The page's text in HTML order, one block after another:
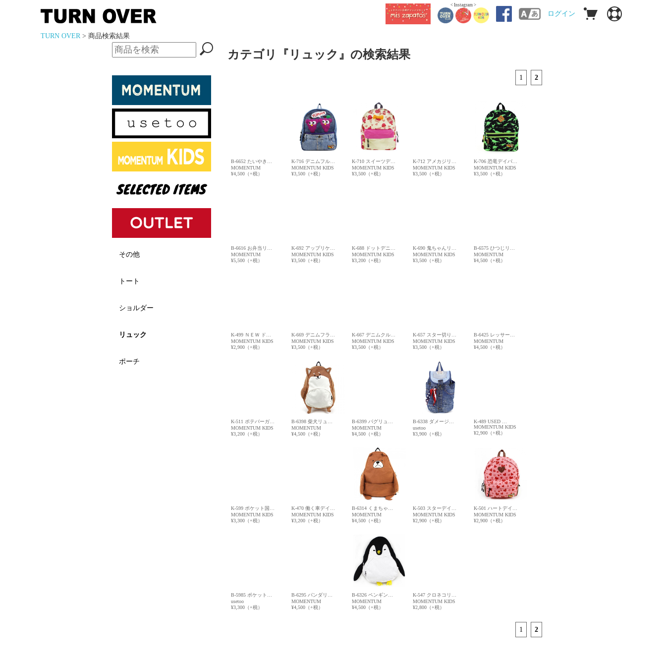
< Instagram >
ログイン
TURN OVER> 商品検索結果
その他
トート
ショルダー
リュック
ポーチ
カテゴリ『リュック』の検索結果
1 2
B-6652 たいやき…
MOMENTUM
¥4,500（+税）
K-716 デニムフル…
MOMENTUM KIDS
¥3,500（+税）
K-710 スイーツデ…
MOMENTUM KIDS
¥3,500（+税）
K-712 アメカジリ…
MOMENTUM KIDS
¥3,500（+税）
K-706 恐竜デイパ…
MOMENTUM KIDS
¥3,500（+税）
B-6616 お弁当リ…
MOMENTUM
¥5,500（+税）
K-692 アップリケ…
MOMENTUM KIDS
¥3,500（+税）
K-688 ドットデニ…
MOMENTUM KIDS
¥3,200（+税）
K-690 鬼ちゃんリ…
MOMENTUM KIDS
¥3,500（+税）
B-6575 ひつじリ…
MOMENTUM
¥4,500（+税）
K-499 ＮＥＷ ド…
MOMENTUM KIDS
¥2,900（+税）
K-669 デニムフラ…
MOMENTUM KIDS
¥3,500（+税）
K-667 デニムクル…
MOMENTUM KIDS
¥3,500（+税）
K-657 スター切り…
MOMENTUM KIDS
¥3,500（+税）
B-6425 レッサー…
MOMENTUM
¥4,500（+税）
K-511 ポテバーガ…
MOMENTUM KIDS
¥3,200（+税）
B-6398 柴犬リュ…
MOMENTUM
¥4,500（+税）
B-6399 パグリュ…
MOMENTUM
¥4,500（+税）
B-6338 ダメージ…
usetoo
¥3,900（+税）
K-489 USED …
MOMENTUM KIDS
¥2,900（+税）
K-599 ポケット国…
MOMENTUM KIDS
¥3,300（+税）
K-470 働く車デイ…
MOMENTUM KIDS
¥3,200（+税）
B-6314 くまちゃ…
MOMENTUM
¥4,500（+税）
K-503 スターデイ…
MOMENTUM KIDS
¥2,900（+税）
K-501 ハートデイ…
MOMENTUM KIDS
¥2,900（+税）
B-5985 ポケット…
usetoo
¥3,300（+税）
B-6295 パンダリ…
MOMENTUM
¥4,500（+税）
B-6326 ペンギン…
MOMENTUM
¥4,500（+税）
K-547 クロネコリ…
MOMENTUM KIDS
¥2,800（+税）
1 2